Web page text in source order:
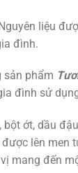
liệu
đình.
sản phẩm
đình sử
ớt, dầu
lên men
mang đến